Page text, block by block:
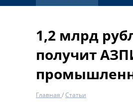
1,2 млрд
получит
Главная /Статьи